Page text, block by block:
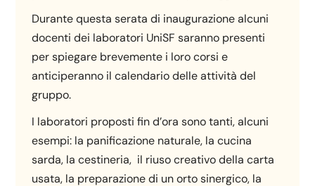
Durante questa serata di inaugurazione alcuni
docenti dei laboratori UniSF saranno presenti
per spiegare brevemente i loro corsi e
anticiperanno il calendario delle attività del
gruppo.
I laboratori proposti fin d’ora sono tanti, alcuni
esempi: la panificazione naturale, la cucina
sarda, la cestineria, il riuso creativo della carta
usata, la preparazione di un orto sinergico, la